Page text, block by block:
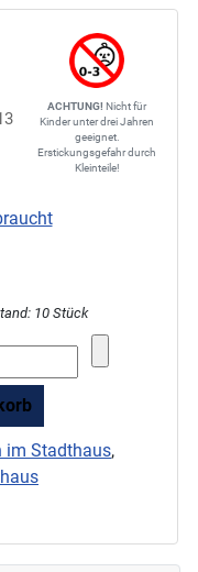
ACHTUNG! Nicht für
Kinder unter drei Jahren
geeignet.
Erstickungsgefahr durch
Kleinteile!
10 Stück
im Stadthaus,